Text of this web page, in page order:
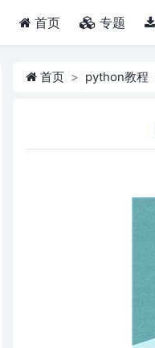
首页(current)专题
首页 python教程